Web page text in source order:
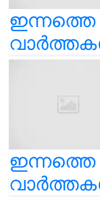
ഇന്നത്തെ
ഇന്നത്തെ